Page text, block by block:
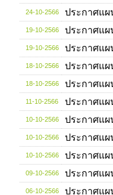
24-10-2566 ประกาศแผ
19-10-2566 ประกาศแผ
19-10-2566 ประกาศแผ
18-10-2566 ประกาศแผ
18-10-2566 ประกาศแผ
11-10-2566 ประกาศแผ
10-10-2566 ประกาศแผ
10-10-2566 ประกาศแผ
10-10-2566 ประกาศแผ
09-10-2566 ประกาศแผ
06-10-2566 ประกาศแผ